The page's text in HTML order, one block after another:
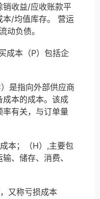
收益/应收账款平
/均值库存。 营运
动负债。
成本（P）包括企
是指向外部供应商
本的成本。该成
有关，与订单量
本；（H）,主要包
、储存、消费、
又称亏损成本